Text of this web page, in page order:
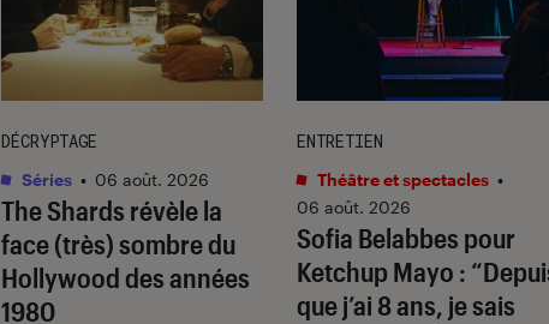
The Shards révèle la
face (très) sombre du
Hollywood des années
1980
DÉCRYPTAGE
Séries • 06 août. 2026
Sofia Belabbes pour
Ketchup Mayo :
que j’ai 8 ans, je sais
ENTRETIEN
Théâtre et spectacles •
06 août. 2026